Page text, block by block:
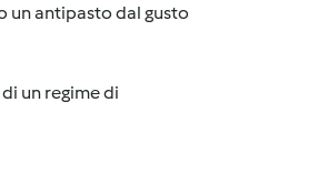
un antipasto dal gusto
un regime di